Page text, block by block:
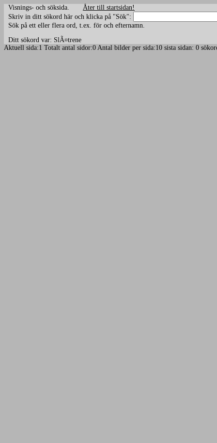
Visnings- och söksida. Åter till startsidan!
Skriv in ditt sökord här och klicka på "Sök":
Sök på ett eller flera ord, t.ex. för och efternamn.
Ditt sökord var: SlÃ¤trene
Aktuell sida:1 Totalt antal sidor:0 Antal bilder per sida:10 sista sidan: 0